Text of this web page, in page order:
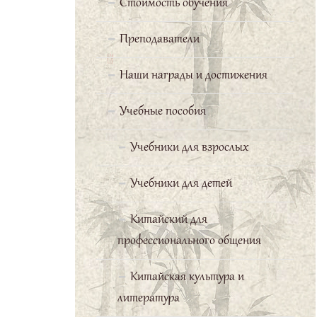
Стоимость обучения
Преподаватели
Наши награды и достижения
Учебные пособия
Учебники для взрослых
Учебники для детей
Китайский для
профессионального общения
Китайская культура и
литература
приветливая. Отдельная
благодарность нашему
преподавателю Бай Вэньчану,
все уроки которого проходят
увлекательно и на одном
дыхании. Я желаю Школе
дальнейших успехов и новых
старательных слушателей.
Искакова Мария
Ирина Капитонова
Первый год
обучения прошел